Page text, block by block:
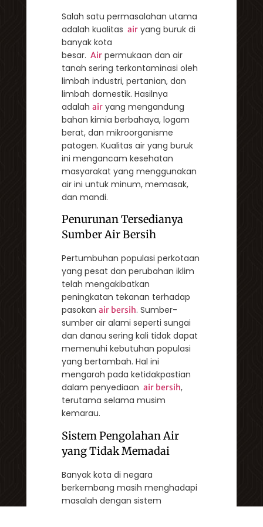
Salah satu permasalahan utama
adalah kualitas airyang buruk di
banyak kota
besar. Airpermukaan dan air
tanah sering terkontaminasi oleh
limbah industri, pertanian, dan
limbah domestik. Hasilnya
adalah airyang mengandung
bahan kimia berbahaya, logam
berat, dan mikroorganisme
patogen. Kualitas air yang buruk
ini mengancam kesehatan
masyarakat yang menggunakan
air ini untuk minum, memasak,
dan mandi.
Penurunan Tersedianya
Sumber Air Bersih
Pertumbuhan populasi perkotaan
yang pesat dan perubahan iklim
telah mengakibatkan
peningkatan tekanan terhadap
pasokan air bersih. Sumber-
sumber air alami seperti sungai
dan danau sering kali tidak dapat
memenuhi kebutuhan populasi
yang bertambah. Hal ini
mengarah pada ketidakpastian
dalam penyediaan air bersih,
terutama selama musim
kemarau.
Sistem Pengolahan Air
yang Tidak Memadai
Banyak kota di negara
berkembang masih menghadapi
masalah dengan sistem